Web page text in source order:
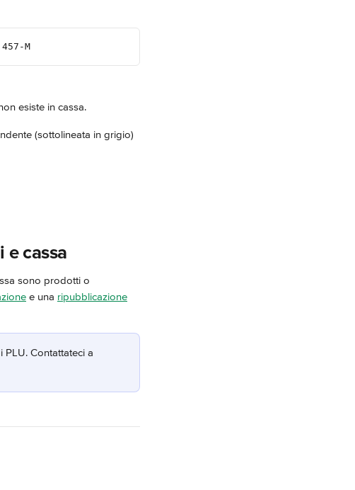
M
esiste in cassa.
(sottolineata in grigio)
e cassa
sono prodotti o
e una ripubblicazione
PLU. Contattateci a